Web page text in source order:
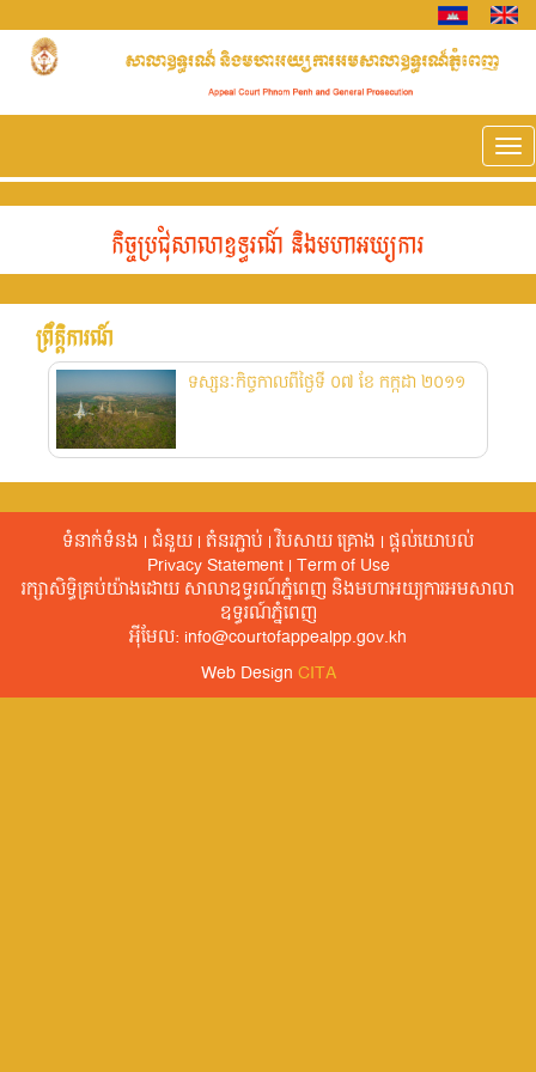
កិច្ចប្រជុំសាលាឧទ្ធរណ៍ និងមហាអយ្យការ
ព្រឹត្តិការណ៍​
ទស្សនៈកិច្ចកាលពីថ្ងៃទី ០៧ ខែ កក្កដា ២០១១
ទំនាក់ទំនង |ជំនួយ|តំនរភ្ជាប់ |វិបសាយ គ្រោង |ផ្តល់​យោបល់​
Privacy Statement|Term of Use
រក្សាសិទ្ធិគ្រប់យ៉ាងដោយ សាលាឧទ្ធរណ៍ភ្នំពេញ​ និងមហាអយ្យការអមសាលា
ឧទ្ធរណ៍ភ្នំពេញ
អ៊ីមែល: info@courtofappealpp.gov.kh
Web DesignCITA